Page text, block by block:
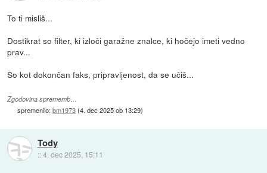
To ti misliš...
Dostikrat so filter, ki izloči garažne znalce, ki hočejo imeti vedno
prav...
So kot dokončan faks, pripravljenost, da se učiš...
Zgodovina sprememb…
spremenilo:bm1973(4. dec 2025 ob 13:29)
Tody
::4. dec 2025, 15:11